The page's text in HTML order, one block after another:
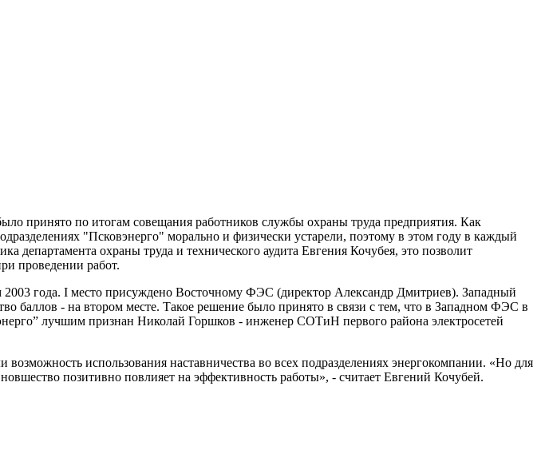
принято по итогам совещания работников службы охраны труда предприятия. Как
"Псковэнерго" морально и физически устарели, поэтому в этом году в каждый
охраны труда и технического аудита Евгения Кочубея, это позволит
проведении работ.
года. I место присуждено Восточному ФЭС (директор Александр Дмитриев). Западный
баллов - на втором месте. Такое решение было принято в связи с тем, что в Западном ФЭС в
лучшим признан Николай Горшков - инженер СОТиН первого района электросетей
использования наставничества во всех подразделениях энергокомпании. «Но для
позитивно повлияет на эффективность работы», - считает Евгений Кочубей.